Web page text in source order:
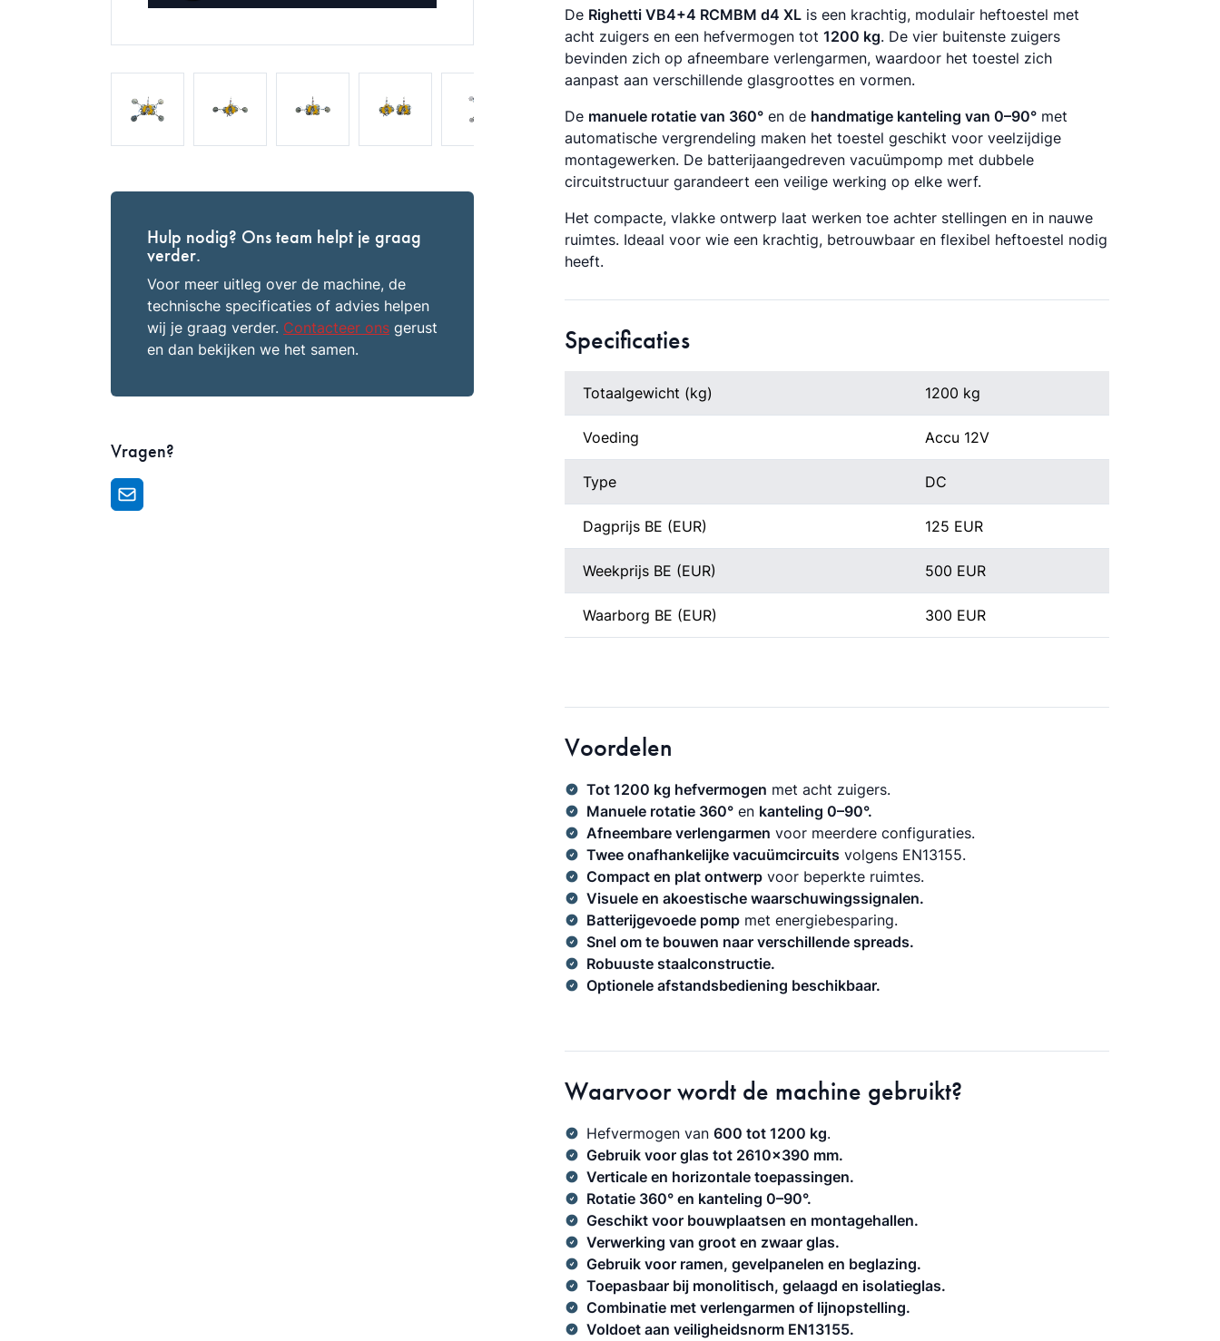
Hulp nodig? Ons team helpt je graag
verder.
Voor meer uitleg over de machine, de
technische specificaties of advies helpen
wij je graag verder. Contacteer ons gerust
en dan bekijken we het samen.
Vragen?
De Righetti VB4+4 RCMBM d4 XL is een krachtig, modulair heftoestel met
acht zuigers en een hefvermogen tot 1200 kg. De vier buitenste zuigers
bevinden zich op afneembare verlengarmen, waardoor het toestel zich
aanpast aan verschillende glasgroottes en vormen.
De manuele rotatie van 360° en de handmatige kanteling van 0–90° met
automatische vergrendeling maken het toestel geschikt voor veelzijdige
montagewerken. De batterijaangedreven vacuümpomp met dubbele
circuitstructuur garandeert een veilige werking op elke werf.
Het compacte, vlakke ontwerp laat werken toe achter stellingen en in nauwe
ruimtes. Ideaal voor wie een krachtig, betrouwbaar en flexibel heftoestel nodig
heeft.
Specificaties
Totaalgewicht (kg) 1200 kg
Voeding Accu 12V
Type DC
Dagprijs BE (EUR) 125 EUR
Weekprijs BE (EUR) 500 EUR
Waarborg BE (EUR) 300 EUR
Voordelen
Tot 1200 kg hefvermogen met acht zuigers.
Manuele rotatie 360° en kanteling 0–90°.
Afneembare verlengarmen voor meerdere configuraties.
Twee onafhankelijke vacuümcircuits volgens EN13155.
Compact en plat ontwerp voor beperkte ruimtes.
Visuele en akoestische waarschuwingssignalen.
Batterijgevoede pomp met energiebesparing.
Snel om te bouwen naar verschillende spreads.
Robuuste staalconstructie.
Optionele afstandsbediening beschikbaar.
Waarvoor wordt de machine gebruikt?
Hefvermogen van 600 tot 1200 kg.
Gebruik voor glas tot 2610×390 mm.
Verticale en horizontale toepassingen.
Rotatie 360° en kanteling 0–90°.
Geschikt voor bouwplaatsen en montagehallen.
Verwerking van groot en zwaar glas.
Gebruik voor ramen, gevelpanelen en beglazing.
Toepasbaar bij monolitisch, gelaagd en isolatieglas.
Combinatie met verlengarmen of lijnopstelling.
Voldoet aan veiligheidsnorm EN13155.